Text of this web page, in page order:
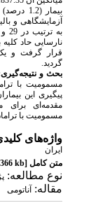
بیمار
آزمایشگاهی و
نارسایی حاد کلیه
قرار گرفت و
گردید.
بحث و
مسمومیت با
پیگیری این
مقدمه‌ای برای
مسمومیت با
واژه‌های
ایران
متن کامل[PDF 366 kb]
نوع مطالعه:
مقاله: آناتومی